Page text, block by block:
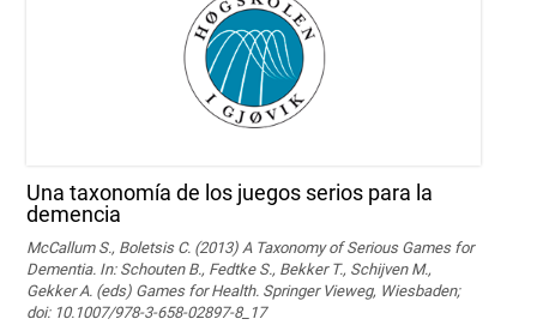
Una taxonomía de los juegos serios para la
demencia
McCallum S., Boletsis C. (2013) A Taxonomy of Serious Games for
Dementia. In: Schouten B., Fedtke S., Bekker T., Schijven M.,
Gekker A. (eds) Games for Health. Springer Vieweg, Wiesbaden;
doi: 10.1007/978-3-658-02897-8_17